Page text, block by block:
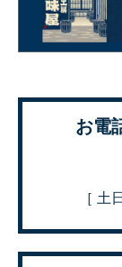
お電
［ 土